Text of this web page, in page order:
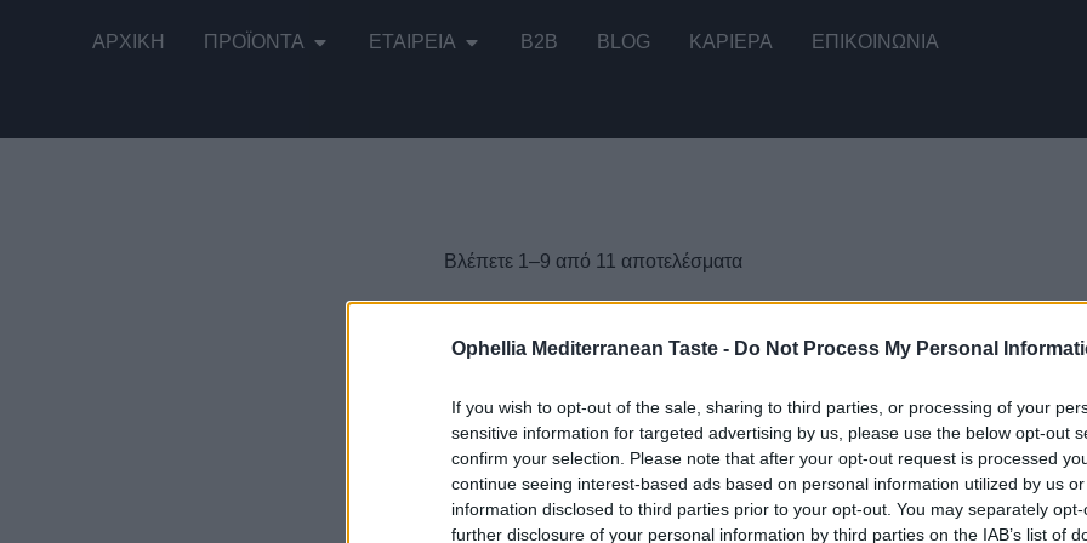
Ophellia Mediterranean Taste - Do Not Process My Personal
If you wish to opt-out of the sale, sharing to third parties, or processing of your
sensitive information for targeted advertising by us, please use the below opt-out
confirm your selection. Please note that after your opt-out request is processed
continue seeing interest-based ads based on personal information utilized by us
information disclosed to third parties prior to your opt-out. You may separately
further disclosure of your personal information by third parties on the IAB’s list of
ΑΡΧΙΚΉ ΠΡΟΪΌΝΤΑ ΕΤΑΙΡΕΊΑ B2B BLOG ΚΑΡΙΕΡΑ ΕΠΙΚΟΙΝΩΝΊΑ
Βλέπετε 1–9 από 11 αποτελέσματα
Πράσινες ελιές χωρίς κουκούτσι σε άλμη
300γρ
Πράσινες ελιές γεμιστές με
300γρ